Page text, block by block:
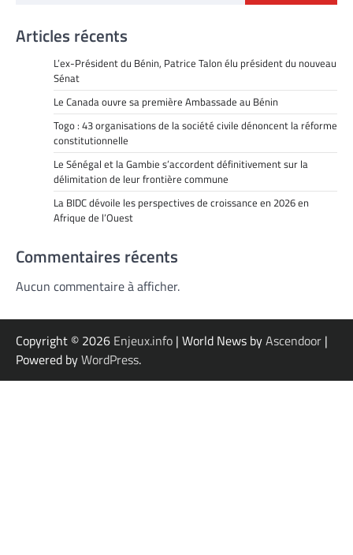
Articles récents
L’ex-Président du Bénin, Patrice Talon élu président du nouveau
Sénat
Le Canada ouvre sa première Ambassade au Bénin
Togo : 43 organisations de la société civile dénoncent la réforme
constitutionnelle
Le Sénégal et la Gambie s’accordent définitivement sur la
délimitation de leur frontière commune
La BIDC dévoile les perspectives de croissance en 2026 en
Afrique de l’Ouest
Commentaires récents
Aucun commentaire à afficher.
Copyright © 2026 Enjeux.info | World News byAscendoor |
Powered byWordPress.